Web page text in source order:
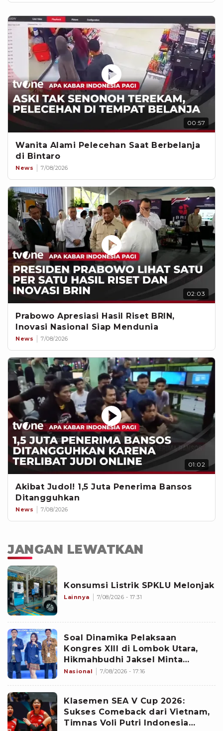
00:57
Wanita Alami Pelecehan Saat Berbelanja
di Bintaro
News 7/08/2026
02:03
Prabowo Apresiasi Hasil Riset BRIN,
Inovasi Nasional Siap Mendunia
News 7/08/2026
01:02
Akibat Judol! 1,5 Juta Penerima Bansos
Ditangguhkan
News 7/08/2026
JANGAN LEWATKAN
Konsumsi Listrik SPKLU Melonjak
Lainnya 7/08/2026 - 17:31
Soal Dinamika Pelaksaan
Kongres XIII di Lombok Utara,
Hikmahbudhi Jaksel Minta
Perkuat Konsolidasi dan Pererat
Nasional 7/08/2026 - 17:16
Klasemen SEA V Cup 2026:
Sukses Comeback dari Vietnam,
Timnas Voli Putri Indonesia